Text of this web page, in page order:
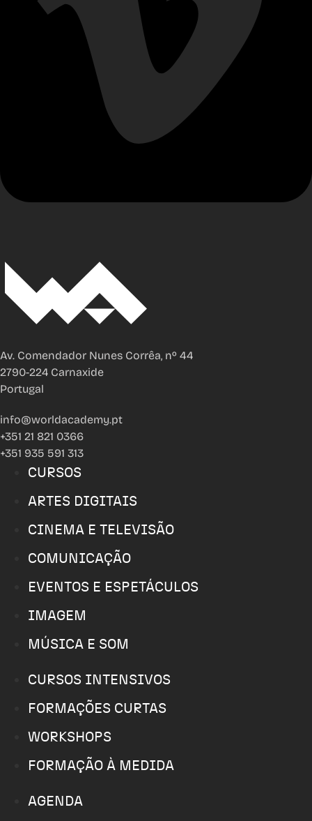
Av. Comendador Nunes Corrêa, nº 44
2790-224 Carnaxide
Portugal
info@worldacademy.pt
+351 21 821 0366
+351 935 591 313
CURSOS
ARTES DIGITAIS
CINEMA E TELEVISÃO
COMUNICAÇÃO
EVENTOS E ESPETÁCULOS
IMAGEM
MÚSICA E SOM
CURSOS INTENSIVOS
FORMAÇÕES CURTAS
WORKSHOPS
FORMAÇÃO À MEDIDA
AGENDA